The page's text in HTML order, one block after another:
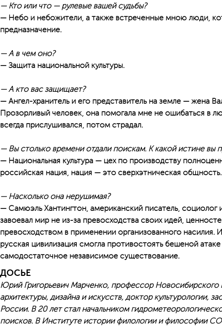
— Кто или что — рулевые вашей судьбы?
— Небо и небожители, а также встреченные мною люди,
предназначение.
— А в чем оно?
— Защита национальной культуры.
— А кто вас защищает?
— Ангел-хранитель и его представитель на земле — жена
Прозорливый человек, она помогала мне не ошибаться в
всегда прислушивался, потом страдал.
— Вы столько времени отдали поискам. К какой истине вы
— Национальная культура — цех по производству
российская нация, нация — это сверхэтническая общность.
— Насколько она нерушимая?
— Самюэль Хантингтон, американский писатель, социолог
завоевал мир не из-за превосходства своих идей,
превосходством в применении организованного насилия.
русская цивилизация смогла противостоять бешеной
самодостаточное независимое существование.
ДОСЬЕ
Юрий Григорьевич Марченко, профессор Новосибирского
архитектуры, дизайна и искусств, доктор культурологии,
России. В 20 лет стал начальником
поисков. В Институте истории филологии и философии